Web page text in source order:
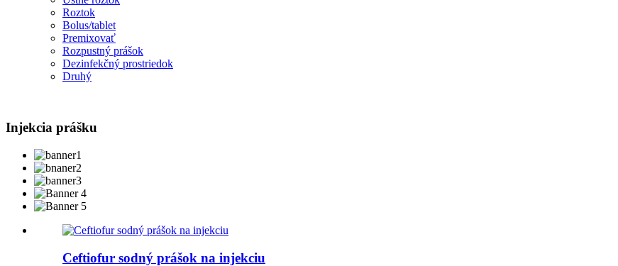
Roztok
Bolus/tablet
Premixovať
Rozpustný prášok
Dezinfekčný prostriedok
Druhý
Injekcia prášku
Ceftiofur sodný prášok na injekciu